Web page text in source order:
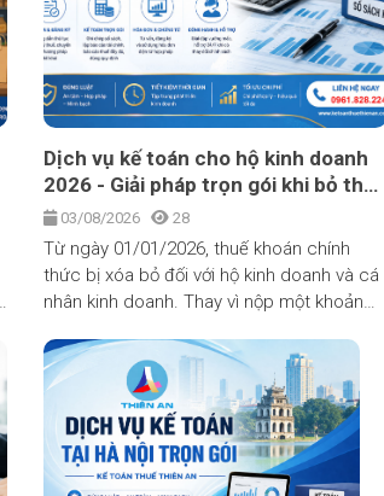
Dịch vụ kế toán cho hộ kinh doanh
2026 - Giải pháp trọn gói khi bỏ thuế
khoán
03/08/2026 28
Từ ngày 01/01/2026, thuế khoán chính
thức bị xóa bỏ đối với hộ kinh doanh và cá
nhân kinh doanh. Thay vì nộp một khoản
phải tự kê khai, tự nộp thuế dựa trên
doanh thu và chi phí thực tế, đồng thời lưu
trữ hóa đơn, chứng từ và ghi chép sổ sách
bài bản. Đây là thay đổi lớn ảnh hưởng đến
hơn 5 triệu hộ kinh doanh trên cả nước.